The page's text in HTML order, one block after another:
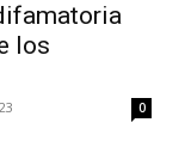
los
0